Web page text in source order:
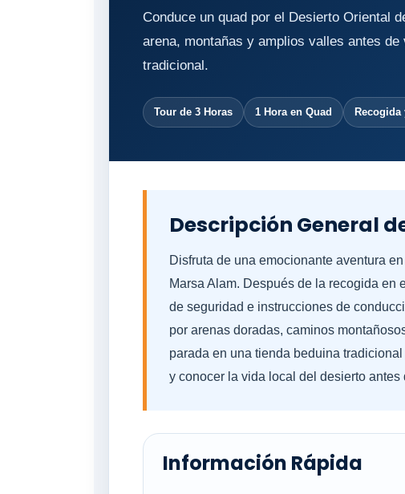
Conduce un quad por el Desierto Oriental
arena, montañas y amplios valles antes
tradicional.
Tour de 3 Horas 1 Hora en Quad Recogida
Descripción General
Disfruta de una emocionante aventura
Marsa Alam. Después de la recogida en
de seguridad e instrucciones de
por arenas doradas, caminos
parada en una tienda beduina
y conocer la vida local del desierto antes
Información Rápida